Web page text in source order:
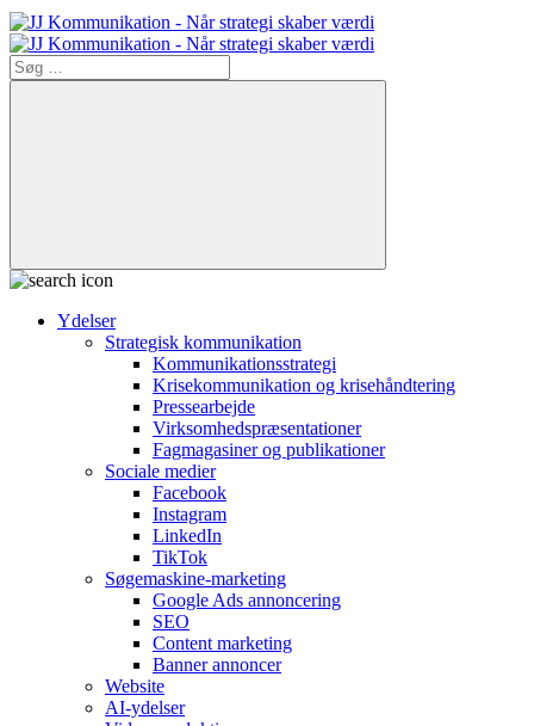
Søg
efter:
Ydelser
Strategisk kommunikation
Kommunikationsstrategi
Krisekommunikation og krisehåndtering
Pressearbejde
Virksomheds­præsentationer
Fagmagasiner og publikationer
Sociale medier
Facebook
Instagram
LinkedIn
TikTok
Søgemaskine-marketing
Google Ads annoncering
SEO
Content marketing
Banner annoncer
Website
AI-ydelser